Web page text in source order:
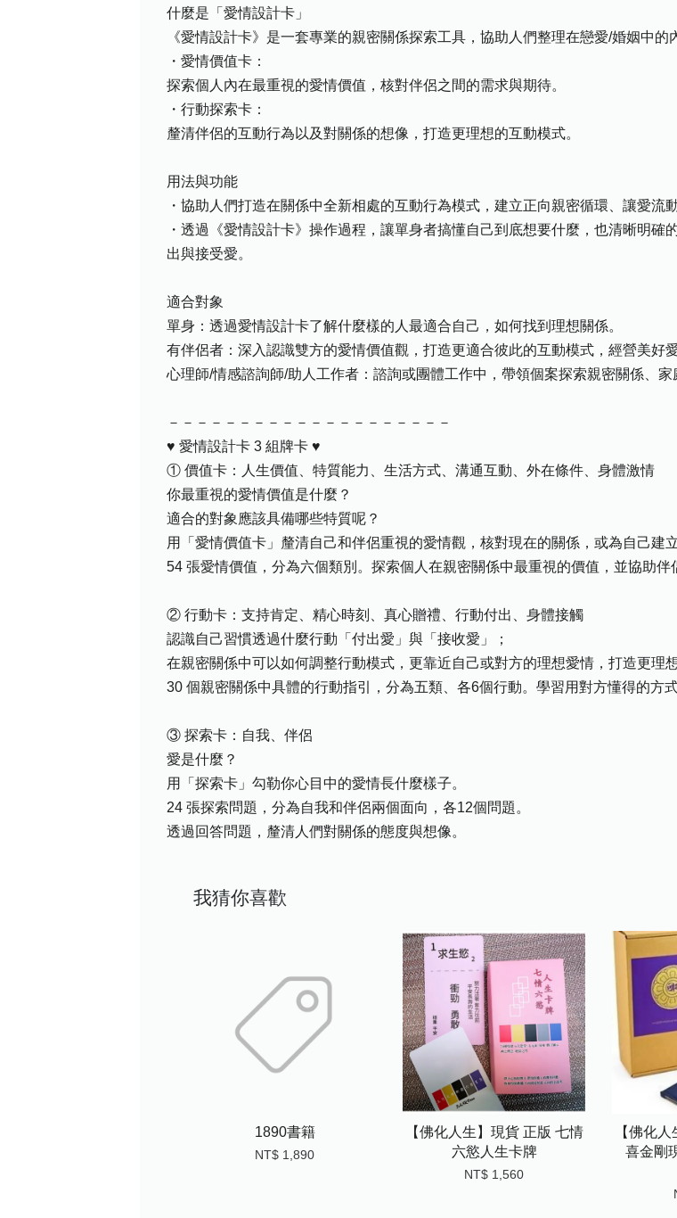
什麼是「愛情設計卡」
《愛情設計卡》是一套專業的親密關係探索工具，協助人們整理在戀愛/婚姻中的
・愛情價值卡：
探索個人內在最重視的愛情價值，核對伴侶之間的需求與期待。
・行動探索卡：
釐清伴侶的互動行為以及對關係的想像，打造更理想的互動模式。
用法與功能
・協助人們打造在關係中全新相處的互動行為模式，建立正向親密循環、讓愛流動
・透過《愛情設計卡》操作過程，讓單身者搞懂自己到底想要什麼，也清晰明
出與接受愛。
適合對象
單身：透過愛情設計卡了解什麼樣的人最適合自己，如何找到理想關係。
有伴侶者：深入認識雙方的愛情價值觀，打造更適合彼此的互動模式，經營美好愛
心理師/情感諮詢師/助人工作者：諮詢或團體工作中，帶領個案探索親密關係、家
－－－－－－－－－－－－－－－－－－－－
♥ 愛情設計卡 3 組牌卡 ♥
① 價值卡：人生價值、特質能力、生活方式、溝通互動、外在條件、身體激情
你最重視的愛情價值是什麼？
適合的對象應該具備哪些特質呢？
用「愛情價值卡」釐清自己和伴侶重視的愛情觀，核對現在的關係，或為自己建
54 張愛情價值，分為六個類別。探索個人在親密關係中最重視的價值，並協助伴
② 行動卡：支持肯定、精心時刻、真心贈禮、行動付出、身體接觸
認識自己習慣透過什麼行動「付出愛」與「接收愛」；
在親密關係中可以如何調整行動模式，更靠近自己或對方的理想愛情，打造更理
30 個親密關係中具體的行動指引，分為五類、各6個行動。學習用對方懂得的方
③ 探索卡：自我、伴侶
愛是什麼？
用「探索卡」勾勒你心目中的愛情長什麼樣子。
24 張探索問題，分為自我和伴侶兩個面向，各12個問題。
透過回答問題，釐清人們對關係的態度與想像。​
我猜你喜歡
1890書籍
NT$ 1,890
【佛化人生】現貨 正版 七情
六慾人生卡牌
NT$ 1,560
【佛化
喜金剛